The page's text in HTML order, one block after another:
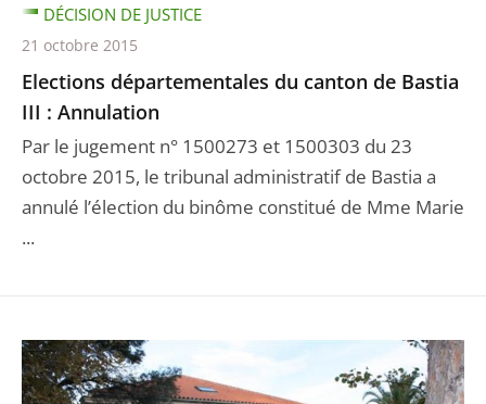
Elections départementales du canton de Bastia
III : Annulation
Par le jugement n° 1500273 et 1500303 du 23
octobre 2015, le tribunal administratif de Bastia a
annulé l’élection du binôme constitué de Mme Marie
...
DÉCISION DE JUSTICE
21 octobre 2015